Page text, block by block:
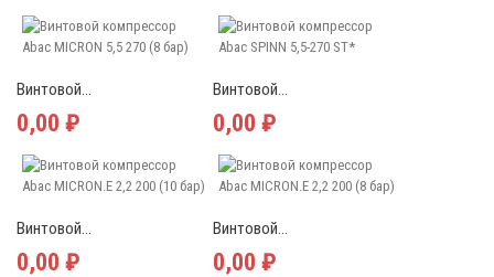
Винтовой...
0,00 ₽
Винтовой...
0,00 ₽
Винтовой...
0,00 ₽
Винтовой...
0,00 ₽